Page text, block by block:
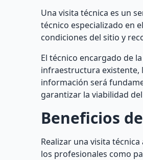
Una visita técnica es un
técnico especializado en
condiciones del sitio y
El técnico encargado de
infraestructura existente,
información será
garantizar la viabilidad
Beneficios
Realizar una visita
los profesionales como